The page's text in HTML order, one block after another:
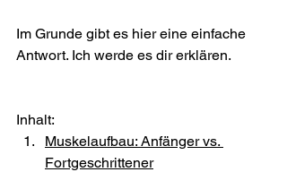
Im Grunde gibt es hier eine einfache
Antwort. Ich werde es dir erklären.
Inhalt:
Muskelaufbau: Anfänger vs.
Fortgeschrittener